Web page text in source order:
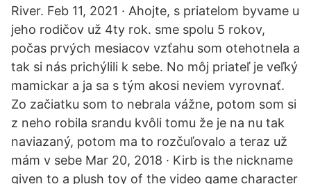
River. Feb 11, 2021 · Ahojte, s priatelom byvame u
jeho rodičov už 4ty rok. sme spolu 5 rokov,
počas prvých mesiacov vzťahu som otehotnela a
tak si nás prichýlili k sebe. No môj priateľ je veľký
mamickar a ja sa s tým akosi neviem vyrovnať.
Zo začiatku som to nebrala vážne, potom som si
z neho robila srandu kvôli tomu že je na nu tak
naviazaný, potom ma to rozčuľovalo a teraz už
mám v sebe Mar 20, 2018 · Kirb is the nickname
given to a plush toy of the video game character